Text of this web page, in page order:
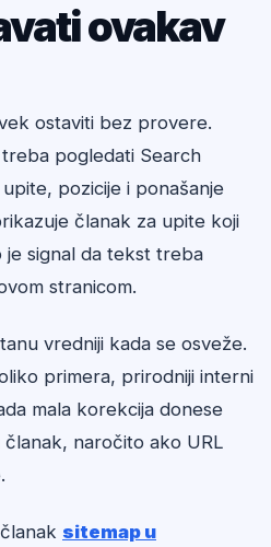
ovakav
ostaviti bez provere.
pogledati Search
pozicije i ponašanje
članak za upite koji
signal da tekst treba
stranicom.
vredniji kada se osveže.
primera, prirodniji interni
mala korekcija donese
naročito ako URL
sitemap u